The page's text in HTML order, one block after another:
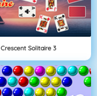
Crescent Solitaire 3